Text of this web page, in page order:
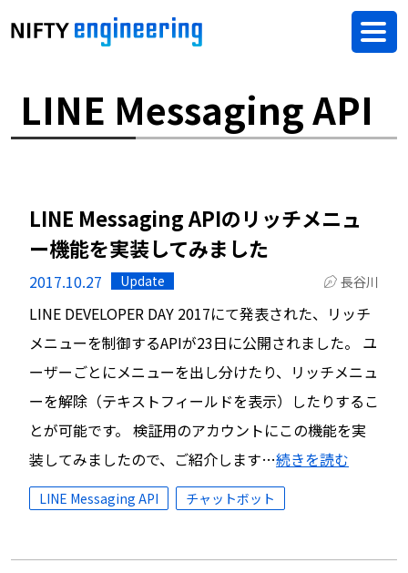
LINE Messaging API
LINE Messaging APIのリッチメニュ
ー機能を実装してみました
2017.10.27 Update 長谷川
LINE DEVELOPER DAY 2017にて発表された、リッチ
メニューを制御するAPIが23日に公開されました。 ユ
ーザーごとにメニューを出し分けたり、リッチメニュ
ーを解除（テキストフィールドを表示）したりするこ
とが可能です。 検証用のアカウントにこの機能を実
装してみましたので、ご紹介します…続きを読む
LINE Messaging API チャットボット